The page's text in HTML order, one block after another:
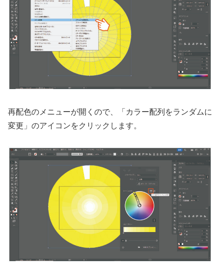
再配色のメニューが開くので、「カラー配列をランダムに
変更」のアイコンをクリックします。